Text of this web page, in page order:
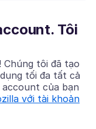
Tôi
Chúng tôi đã tạo
tối đa tất cả
của bạn
với tài khoản